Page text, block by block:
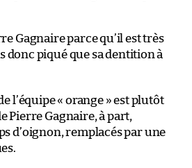
Gagnaire parce qu’il est très
donc piqué que sa dentition à
l’équipe « orange » est plutôt
Pierre Gagnaire, à part,
d’oignon, remplacés par une